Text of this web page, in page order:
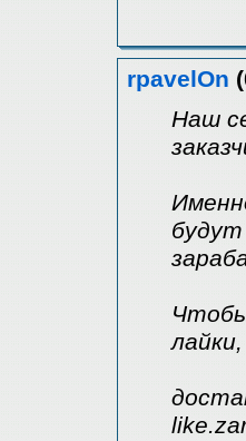
rpavelOn
Наш